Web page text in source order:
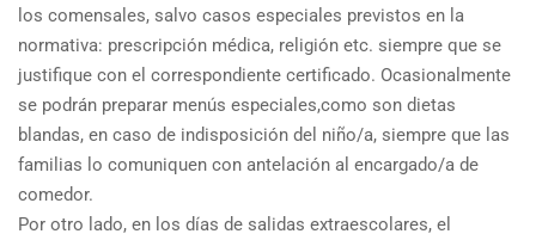
los comensales, salvo casos especiales previstos en la
normativa: prescripción médica, religión etc. siempre que se
justifique con el correspondiente certificado. Ocasionalmente
se podrán preparar menús especiales,como son dietas
blandas, en caso de indisposición del niño/a, siempre que las
familias lo comuniquen con antelación al encargado/a de
comedor.
Por otro lado, en los días de salidas extraescolares, el